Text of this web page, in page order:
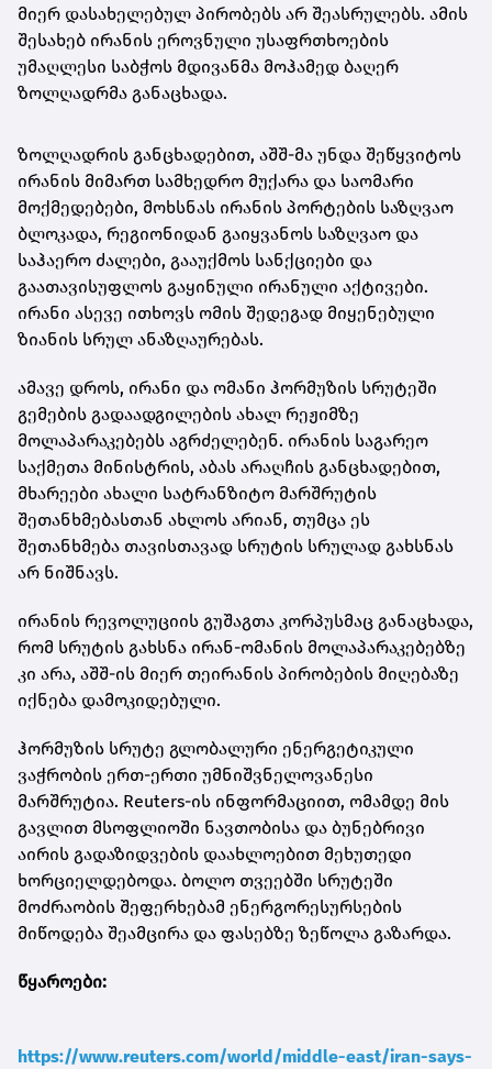
მიერ დასახელებულ პირობებს არ შეასრულებს. ამის
შესახებ ირანის ეროვნული უსაფრთხოების
უმაღლესი საბჭოს მდივანმა მოჰამედ ბაღერ
ზოლღადრმა განაცხადა.
ზოლღადრის განცხადებით, აშშ-მა უნდა შეწყვიტოს
ირანის მიმართ სამხედრო მუქარა და საომარი
მოქმედებები, მოხსნას ირანის პორტების საზღვაო
ბლოკადა, რეგიონიდან გაიყვანოს საზღვაო და
საჰაერო ძალები, გააუქმოს სანქციები და
გაათავისუფლოს გაყინული ირანული აქტივები.
ირანი ასევე ითხოვს ომის შედეგად მიყენებული
ზიანის სრულ ანაზღაურებას.
ამავე დროს, ირანი და ომანი ჰორმუზის სრუტეში
გემების გადაადგილების ახალ რეჟიმზე
მოლაპარაკებებს აგრძელებენ. ირანის საგარეო
საქმეთა მინისტრის, აბას არაღჩის განცხადებით,
მხარეები ახალი სატრანზიტო მარშრუტის
შეთანხმებასთან ახლოს არიან, თუმცა ეს
შეთანხმება თავისთავად სრუტის სრულად გახსნას
არ ნიშნავს.
ირანის რევოლუციის გუშაგთა კორპუსმაც განაცხადა,
რომ სრუტის გახსნა ირან-ომანის მოლაპარაკებებზე
კი არა, აშშ-ის მიერ თეირანის პირობების მიღებაზე
იქნება დამოკიდებული.
ჰორმუზის სრუტე გლობალური ენერგეტიკული
ვაჭრობის ერთ-ერთი უმნიშვნელოვანესი
მარშრუტია. Reuters-ის ინფორმაციით, ომამდე მის
გავლით მსოფლიოში ნავთობისა და ბუნებრივი
აირის გადაზიდვების დაახლოებით მეხუთედი
ხორციელდებოდა. ბოლო თვეებში სრუტეში
მოძრაობის შეფერხებამ ენერგორესურსების
მიწოდება შეამცირა და ფასებზე ზეწოლა გაზარდა.
წყაროები:
https://www.reuters.com/world/middle-east/iran-says-